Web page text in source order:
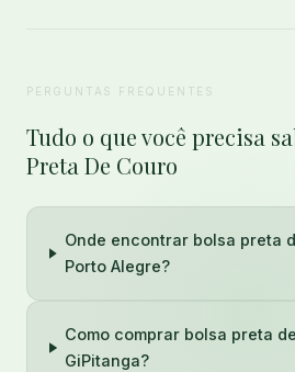
PERGUNTAS FREQUENTES
Tudo o que você precisa
Preta De Couro
Onde encontrar bolsa preta
Porto Alegre?
Como comprar bolsa preta
GiPitanga?